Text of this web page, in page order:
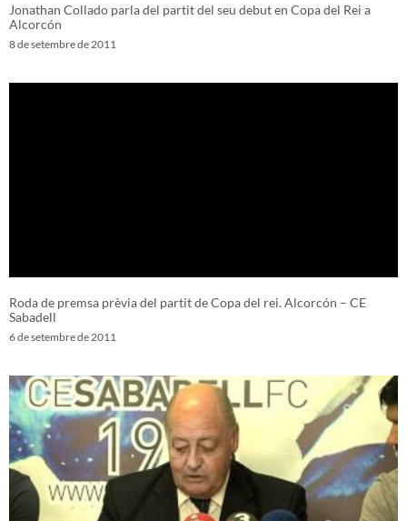
Jonathan Collado parla del partit del seu debut en Copa del Rei a
Alcorcón
8 de setembre de 2011
Roda de premsa prèvia del partit de Copa del rei. Alcorcón – CE
Sabadell
6 de setembre de 2011